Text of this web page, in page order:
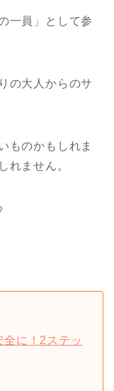
一員」として参
の大人からのサ
ものかもしれま
れません。
全に！2ステッ